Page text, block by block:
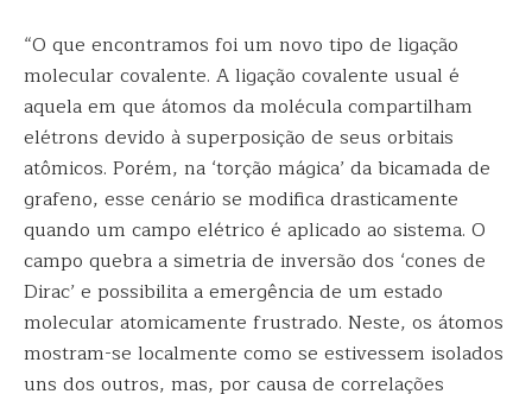
“O que encontramos foi um novo tipo de ligação
molecular covalente. A ligação covalente usual é
aquela em que átomos da molécula compartilham
elétrons devido à superposição de seus orbitais
atômicos. Porém, na ‘torção mágica’ da bicamada de
grafeno, esse cenário se modifica drasticamente
quando um campo elétrico é aplicado ao sistema. O
campo quebra a simetria de inversão dos ‘cones de
Dirac’ e possibilita a emergência de um estado
molecular atomicamente frustrado. Neste, os átomos
mostram-se localmente como se estivessem isolados
uns dos outros, mas, por causa de correlações